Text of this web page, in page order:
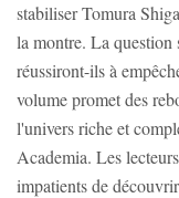
stabiliser Tomura
la montre. La question
réussiront-ils à
volume promet des
l'univers riche et
Academia. Les
impatients de